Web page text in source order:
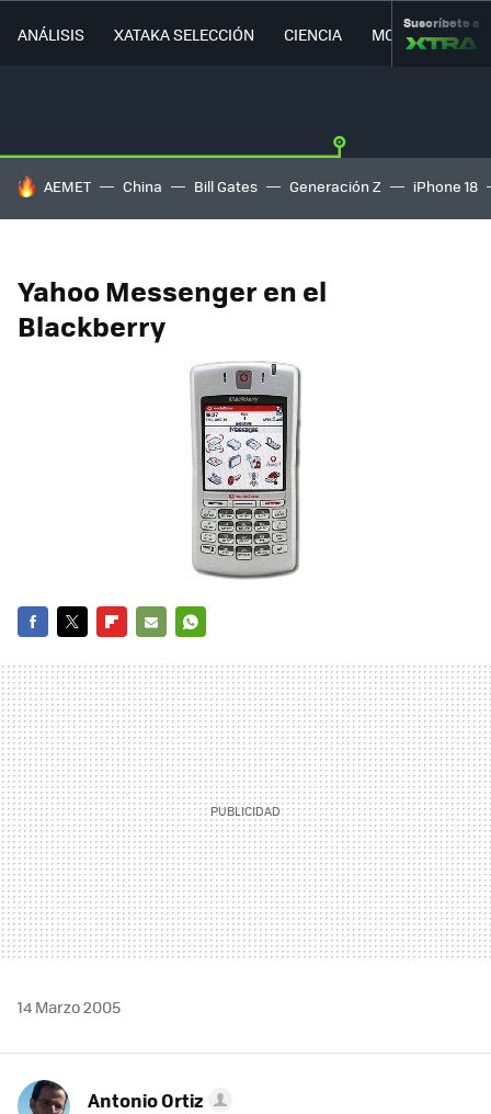
ANÁLISIS XATAKA SELECCIÓN CIENCIA MOVILIDAD
Suscríbete a
HOY SE HABLA DE
AEMET China Bill Gates Generación Z iPhone 18
Yahoo Messenger en el
Blackberry
MAIL
14 Marzo 2005
Antonio Ortiz